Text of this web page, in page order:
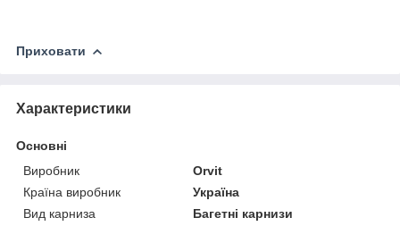
Приховати
Характеристики
Основні
Виробник
Orvit
Країна виробник
Україна
Вид карниза
Багетні карнизи